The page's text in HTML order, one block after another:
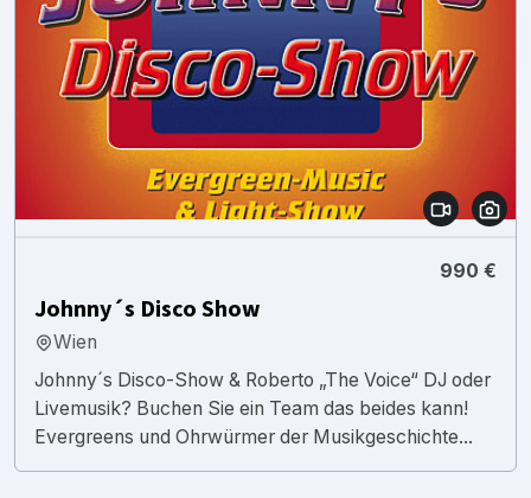
990 €
Johnny´s Disco Show
Wien
Johnny´s Disco-Show & Roberto „The Voice“ DJ oder
Livemusik? Buchen Sie ein Team das beides kann!
Evergreens und Ohrwürmer der Musikgeschichte...